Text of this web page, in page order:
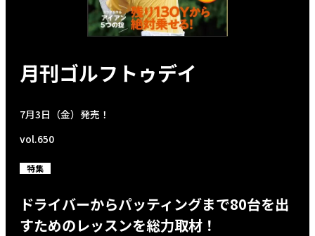
月刊ゴルフトゥデイ
7月3日（金）発売！
vol.650
特集
ドライバーからパッティングまで80台を出
すためのレッスンを総力取材！